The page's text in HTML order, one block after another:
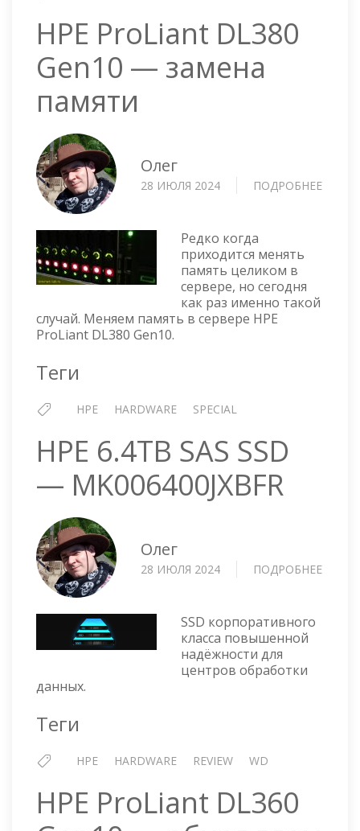
HPE ProLiant DL380
Gen10 — замена
памяти
Олег
28 ИЮЛЯ 2024 ПОДРОБНЕЕ
Редко когда
приходится менять
память целиком в
сервере, но сегодня
как раз именно такой
случай. Меняем память в сервере HPE
ProLiant DL380 Gen10.
Теги
HPE HARDWARE SPECIAL
HPE 6.4TB SAS SSD
— MK006400JXBFR
Олег
28 ИЮЛЯ 2024 ПОДРОБНЕЕ
SSD корпоративного
класса повышенной
надёжности для
центров обработки
данных.
Теги
HPE HARDWARE REVIEW WD
HPE ProLiant DL360